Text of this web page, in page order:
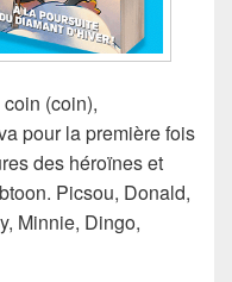
(coin),
pour la première fois
des héroïnes et
Picsou, Donald,
Minnie, Dingo,
lance Ducktoon –